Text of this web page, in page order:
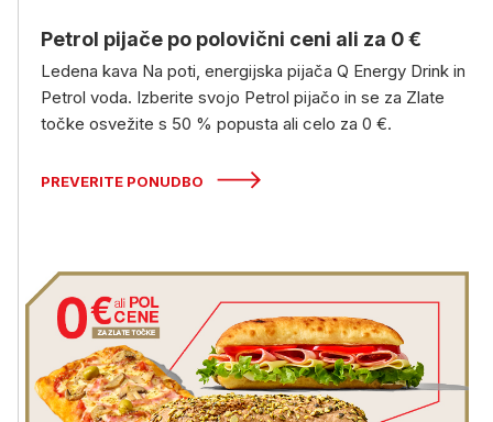
Petrol pijače po polovični ceni ali za 0 €
Ledena kava Na poti, energijska pijača Q Energy Drink in
Petrol voda. Izberite svojo Petrol pijačo in se za Zlate
točke osvežite s 50 % popusta ali celo za 0 €.
PREVERITE PONUDBO